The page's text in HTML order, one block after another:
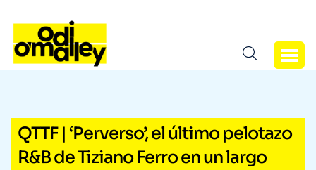
QTTF | ‘Perverso’, el último pelotazo
R&B de Tiziano Ferro en un largo